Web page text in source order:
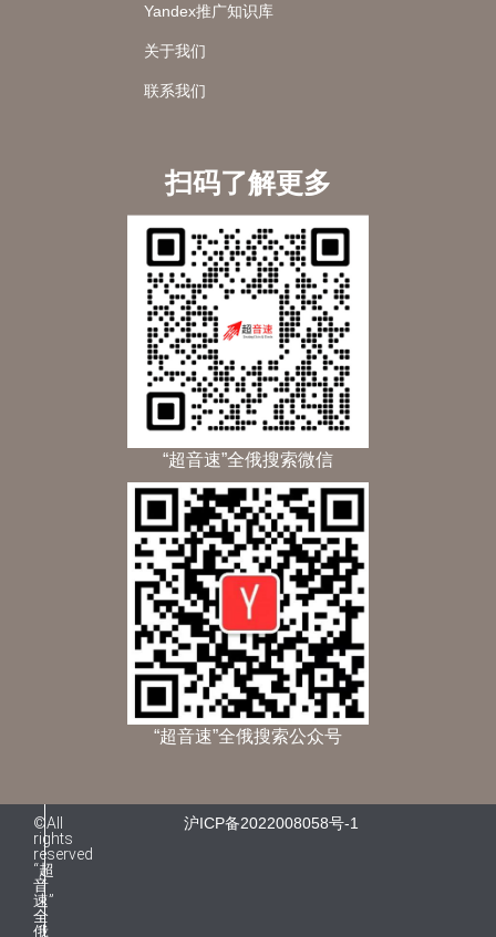
Yandex推广知识库
关于我们
联系我们
扫码了解更多
“超音速”全俄搜索微信
“超音速”全俄搜索公众号
©All
rights
reserved
“超
音
速”
全
俄
沪ICP备2022008058号-1